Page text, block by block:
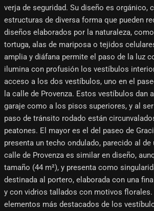
verja de seguridad. Su diseño es orgánico,
estructuras de diversa forma que pueden
diseños elaborados por la naturaleza,
tortuga, alas de mariposa o tejidos
amplia y diáfana permite el paso de la luz
ilumina con profusión los vestíbulos
acceso a los dos vestíbulos, uno en el
la calle de Provenza. Estos vestíbulos dan
garaje como a los pisos superiores, y al
paso de tránsito rodado están
peatones. El mayor es el del paseo de
presenta un techo ondulado, parecido al de
calle de Provenza es similar en diseño,
tamaño (44 m²), y presenta como
destinada al portero, elaborada con una
y con vidrios tallados con motivos florales.
elementos más destacados de los